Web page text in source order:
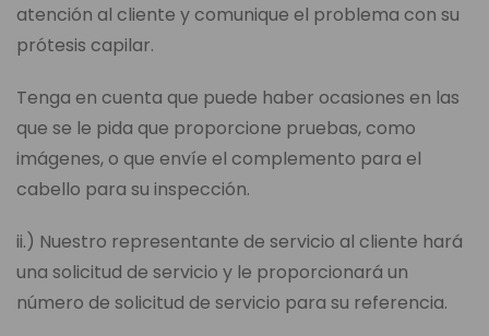
atención al cliente y comunique el problema con su
prótesis capilar.
Tenga en cuenta que puede haber ocasiones en las
que se le pida que proporcione pruebas, como
imágenes, o que envíe el complemento para el
cabello para su inspección.
ii.) Nuestro representante de servicio al cliente hará
una solicitud de servicio y le proporcionará un
número de solicitud de servicio para su referencia.